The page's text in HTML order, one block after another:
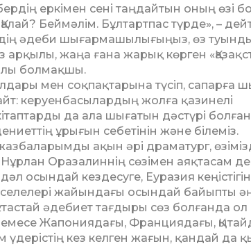
еркімен сені таңдайтын оның өзі
Беймәлім. Бұлтартпас түрде», –
әдеби шығармашылығыңыз, өз
жаңа ғана жарық көрген
болмақшы.
мен соқпақтарына түсіп, сапарға
керуенбасылардың жолға қазинелі
да ала шығатын дәстүрі
ұрығын себетінін және білеміз.
ақын әрі драматург,
Оразалиннің сөзімен аяқтасам
осындай кездесуге, Еуразия
жайындағы осындай байыпты
әдебиет тағдыры сөз болғанда ол
немесе Жапония­дағы, Франциядағы,
кез келген жағын, қандай да